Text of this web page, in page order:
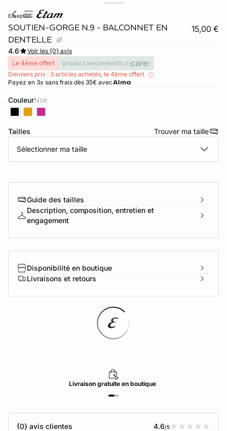
exception
SOUTIEN-GORGE N.9 - BALCONNET EN
DENTELLE
15,00 €
4.6
Voir les {0} avis
Le 4ème offert
product.wecaretext
Derniers prix : 3 articles achetés, le 4ème offert
Payez en 3x sans frais dès 35€ avec
Couleur noir
Tailles Trouver ma taille
Sélectionner ma taille
Guide des tailles
Description, composition, entretien et
engagement
Disponibilité en boutique
Livraisons et retours
Livraisongratuiteen boutique
{0} avis clientes 4.6/5